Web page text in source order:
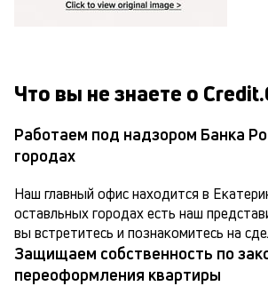
Что вы не знаете о
Работаем под надзором Банка
городах
Наш главный офис находится в
оставльных городах есть наш
вы встретитесь и познакомитесь на
Защищаем собственность по
переоформления квартиры